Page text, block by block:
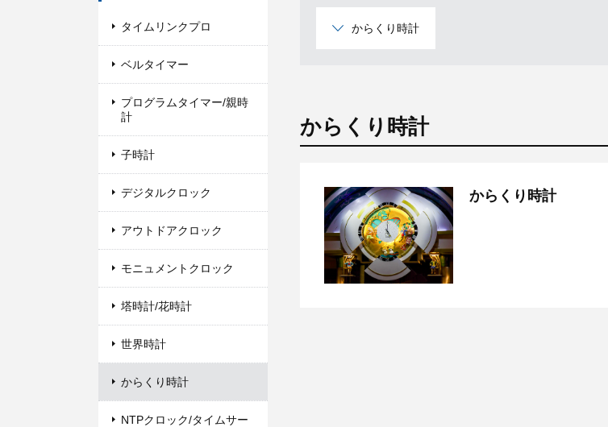
からくり時計
からくり時計
からくり時計
タイムリンクプロ
ベルタイマー
プログラムタイマー/親時
計
子時計
デジタルクロック
アウトドアクロック
モニュメントクロック
塔時計/花時計
世界時計
からくり時計
NTPクロック/タイムサー